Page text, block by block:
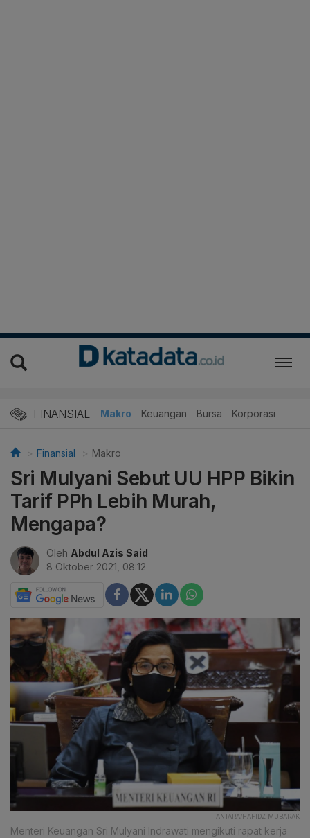
FINANSIAL Makro Keuangan Bursa Korporasi
Finansial Makro
Sri Mulyani Sebut UU HPP Bikin
Tarif PPh Lebih Murah,
Mengapa?
Oleh Abdul Azis Said
8 Oktober 2021, 08:12
ANTARA/HAFIDZ MUBARAK
Menteri Keuangan Sri Mulyani Indrawati mengikuti rapat kerja